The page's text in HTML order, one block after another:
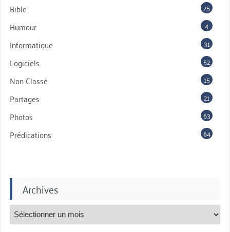
Bible 75
Humour 4
Informatique 31
Logiciels 52
Non Classé 15
Partages 21
Photos 63
Prédications 64
Archives